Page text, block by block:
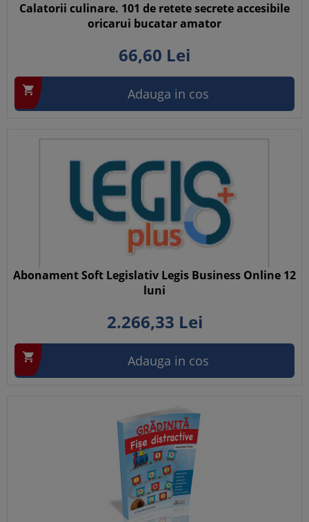
Calatorii culinare. 101 de retete secrete accesibile
oricarui bucatar amator
66,60 Lei
 Adauga in cos
Abonament Soft Legislativ Legis Business Online 12
luni
2.266,33 Lei
 Adauga in cos